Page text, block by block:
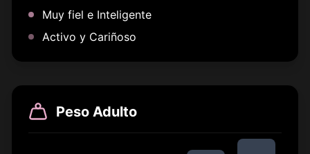
Muy fiel e Inteligente
Activo y Cariñoso
Peso Adulto